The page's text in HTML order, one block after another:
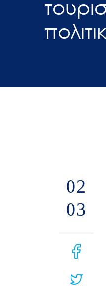
02
03